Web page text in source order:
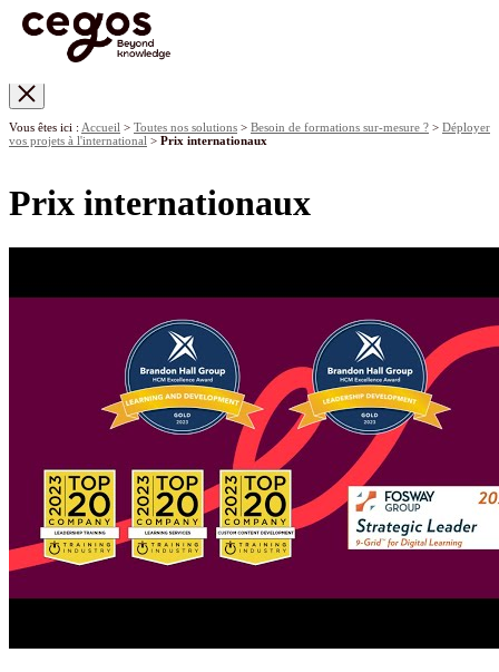
Vous êtes ici : Accueil > Toutes nos solutions > Besoin de formations sur-mesure ? > Déployer
vos projets à l'international > Prix internationaux
Prix internationaux